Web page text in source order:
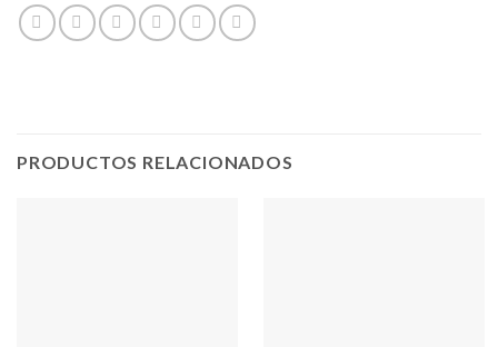
PRODUCTOS RELACIONADOS